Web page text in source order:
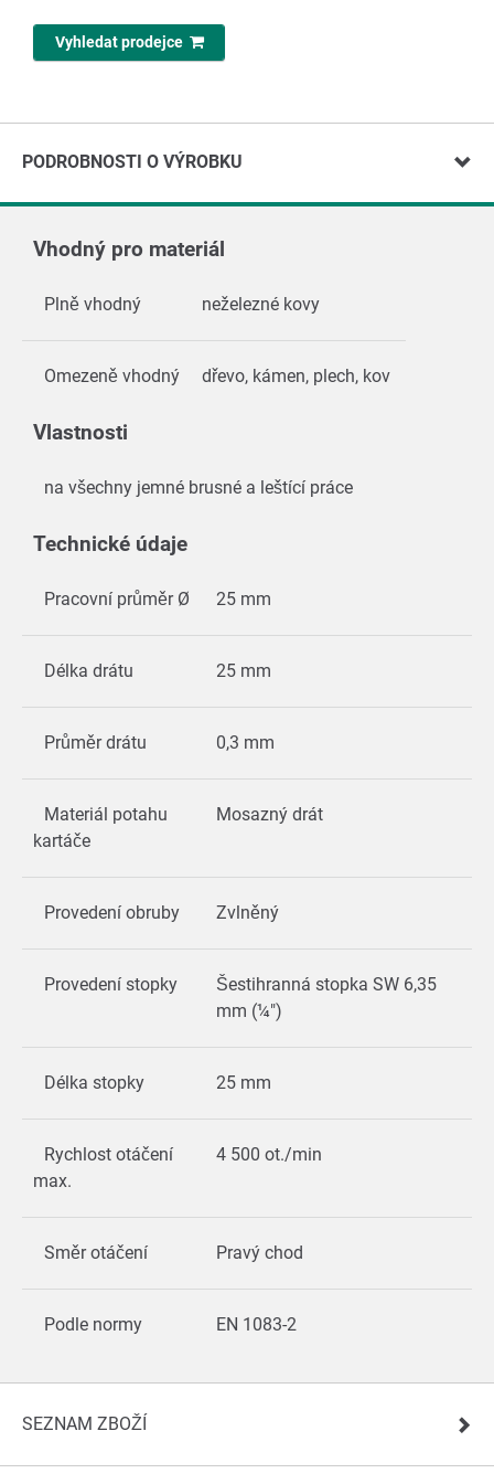
Vyhledat prodejce
PODROBNOSTI O VÝROBKU
Vhodný pro materiál
Plně vhodný neželezné kovy
Omezeně vhodný dřevo, kámen, plech, kov
Vlastnosti
na všechny jemné brusné a leštící práce
Technické údaje
Pracovní průměr Ø 25 mm
Délka drátu 25 mm
Průměr drátu 0,3 mm
Materiál potahu
kartáče
Mosazný drát
Provedení obruby Zvlněný
Provedení stopky
Šestihranná stopka SW 6,35
mm (¼")
Délka stopky 25 mm
Rychlost otáčení
max.
4 500 ot./min
Směr otáčení Pravý chod
Podle normy EN 1083-2
SEZNAM ZBOŽÍ